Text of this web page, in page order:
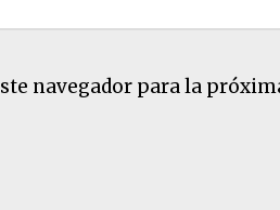
navegador para la